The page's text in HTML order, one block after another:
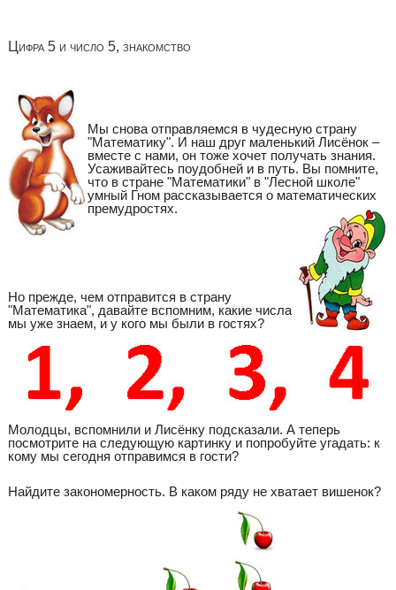
Цифра 5 и число 5, знакомство
Мы снова отправляемся в чудесную страну
"Математику". И наш друг маленький Лисёнок –
вместе с нами, он тоже хочет получать знания.
Усаживайтесь поудобней и в путь. Вы помните,
что в стране "Математики" в "Лесной школе"
умный Гном рассказывается о математических
премудростях.
Но прежде, чем отправится в страну
"Математика", давайте вспомним, какие числа
мы уже знаем, и у кого мы были в гостях?
Молодцы, вспомнили и Лисёнку подсказали. А теперь
посмотрите на следующую картинку и попробуйте угадать: к
кому мы сегодня отправимся в гости?
Найдите закономерность. В каком ряду не хватает вишенок?